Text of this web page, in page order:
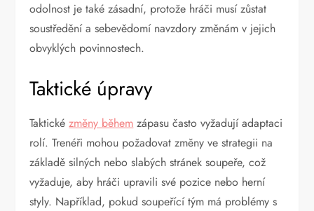
odolnost je také zásadní, protože hráči musí zůstat
soustředění a sebevědomí navzdory změnám v jejich
obvyklých povinnostech.
Taktické úpravy
Taktickézměny během zápasu často vyžadují adaptaci
rolí. Trenéři mohou požadovat změny ve strategii na
základě silných nebo slabých stránek soupeře, což
vyžaduje, aby hráči upravili své pozice nebo herní
styly. Například, pokud soupeřící tým má problémy s